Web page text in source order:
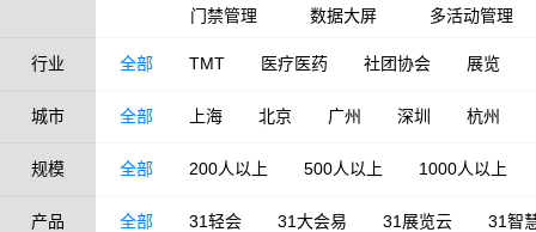
门禁管理
数据大屏 多活动管理
行业 全部 TMT 医疗医药 社团协会 展览
城市 全部 上海 北京 广州 深圳 杭州
规模 全部 200人以上 500人以上 1000人以上
产品 全部 31轻会 31大会易 31展览云 31智